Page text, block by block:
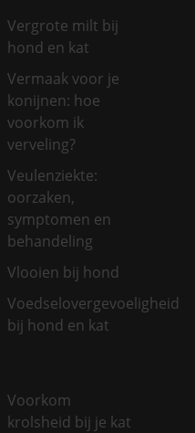
Vergrote milt bij
hond en kat
Vermaak voor je
konijnen: hoe
voorkom ik
verveling?
Veulenziekte:
oorzaken,
symptomen en
behandeling
Vlooien bij hond
Voedselovergevoeligheid
bij hond en kat
Voorkom
krolsheid bij je kat